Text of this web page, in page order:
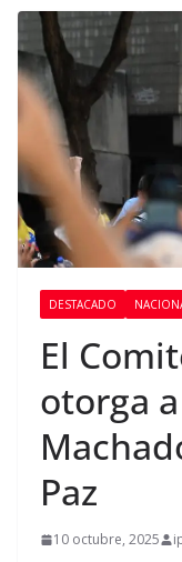
DESTACADO
El
otorga
Paz
10 octubre, 2025